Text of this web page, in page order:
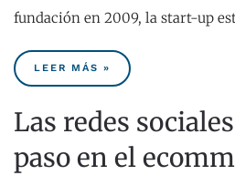
fundación en 2009, la start-up
LEER MÁS »
Las redes
paso en el